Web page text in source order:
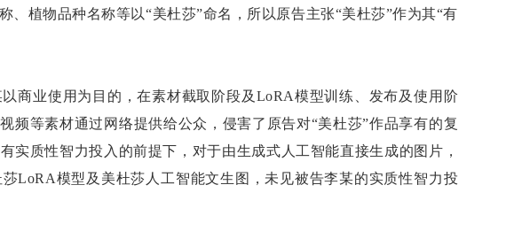
、植物品种名称等以“美杜莎”命名，所以原告主张“美杜莎”作为其“有
商业使用为目的，在素材截取阶段及LoRA模型训练、发布及使用阶
频等素材通过网络提供给公众，侵害了原告对“美杜莎”作品享有的复
实质性智力投入的前提下，对于由生成式人工智能直接生成的图片，
LoRA模型及美杜莎人工智能文生图，未见被告李某的实质性智力投